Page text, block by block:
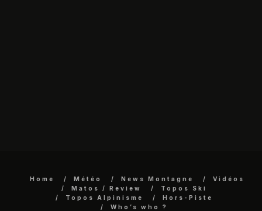
Home Météo News Montagne
Vidéos
Matos / Review
Topos Ski
Topos Alpinisme
Hors-Piste
Who’s who ?